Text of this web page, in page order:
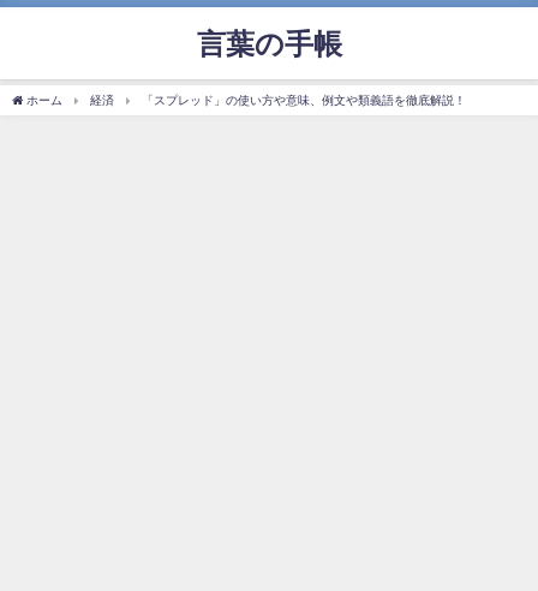
言葉の手帳
ホーム 経済 「スプレッド」の使い方や意味、例文や類義語を徹底解説！